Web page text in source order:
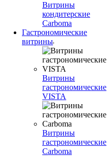
Витрины
кондитерские
Carboma
Гастрономические
витрины
Витрины
гастрономические
VISTA
Витрины
гастрономические
Carboma